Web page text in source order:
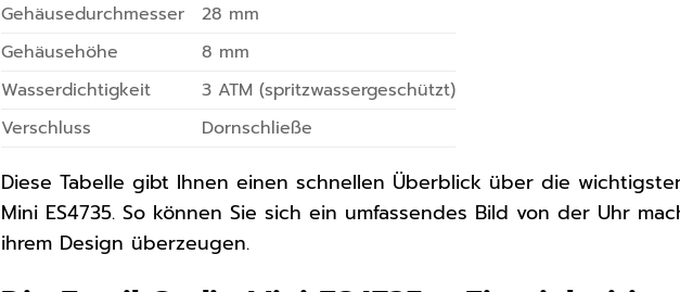
Gehäusedurchmesser
28 mm
Gehäusehöhe
8 mm
Wasserdichtigkeit
3 ATM (spritzwassergeschützt)
Verschluss
Dornschließe
Diese Tabelle gibt Ihnen einen schnellen Überblick über die
Mini ES4735. So können Sie sich ein umfassendes Bild von der Uhr
ihrem Design überzeugen.